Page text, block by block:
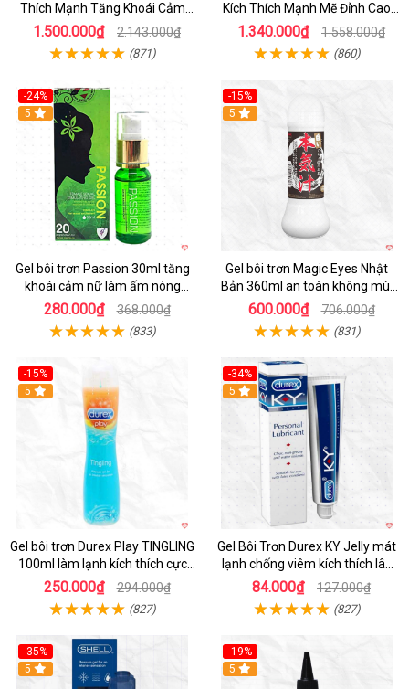
Thích Mạnh Tăng Khoái Cảm
Nhanh
1.500.000₫ 2.143.000₫
(871)
Kích Thích Mạnh Mẽ Đỉnh Cao
Cảm Xúc
1.340.000₫ 1.558.000₫
(860)
-24%
5
Gel bôi trơn Passion 30ml tăng
khoái cảm nữ làm ấm nóng
nhanh lên đỉnh
280.000₫ 368.000₫
(833)
-15%
5
Gel bôi trơn Magic Eyes Nhật
Bản 360ml an toàn không mùi
kích thích
600.000₫ 706.000₫
(831)
-15%
5
Gel bôi trơn Durex Play TINGLING
100ml làm lạnh kích thích cực
khoái
250.000₫ 294.000₫
(827)
-34%
5
Gel Bôi Trơn Durex KY Jelly mát
lạnh chống viêm kích thích lâu
dài
84.000₫ 127.000₫
(827)
-35%
5
-19%
5